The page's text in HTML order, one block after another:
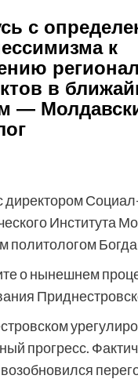
с
к
в
—
директором
Института
политологом
о нынешнем
прогресс.
возобновился